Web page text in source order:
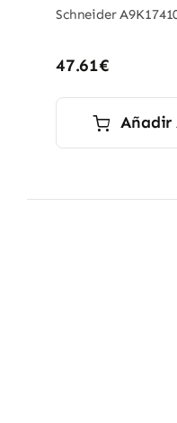
Schneider
47.61€
Añadir